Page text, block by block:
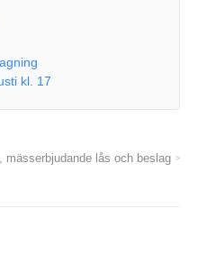
kl. 17
mässerbjudande lås och beslag